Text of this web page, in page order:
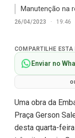
Manutenção na
26/04/2023 · 19:46
COMPARTILHE ESTA
Enviar no
Uma obra da
Praça Gerson
desta quarta-